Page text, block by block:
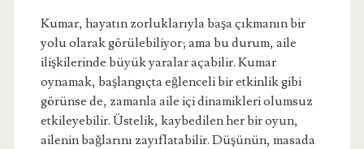
Kumar, hayatın zorluklarıyla başa çıkmanın bir
yolu olarak görülebiliyor; ama bu durum, aile
ilişkilerinde büyük yaralar açabilir. Kumar
oynamak, başlangıçta eğlenceli bir etkinlik gibi
görünse de, zamanla aile içi dinamikleri olumsuz
etkileyebilir. Üstelik, kaybedilen her bir oyun,
ailenin bağlarını zayıflatabilir. Düşünün, masada